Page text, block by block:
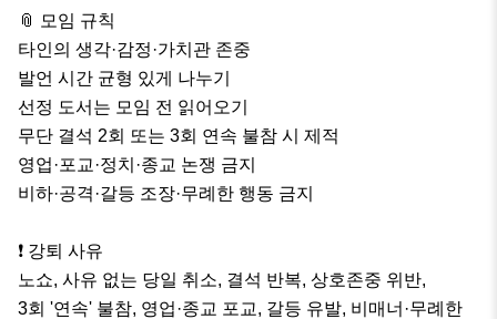
📎 모임 규칙
타인의 생각·감정·가치관 존중
발언 시간 균형 있게 나누기
선정 도서는 모임 전 읽어오기
무단 결석 2회 또는 3회 연속 불참 시 제적
영업·포교·정치·종교 논쟁 금지
비하·공격·갈등 조장·무례한 행동 금지
❗ 강퇴 사유
노쇼, 사유 없는 당일 취소, 결석 반복, 상호존중 위반,
3회 '연속' 불참, 영업·종교 포교, 갈등 유발, 비매너·무례한